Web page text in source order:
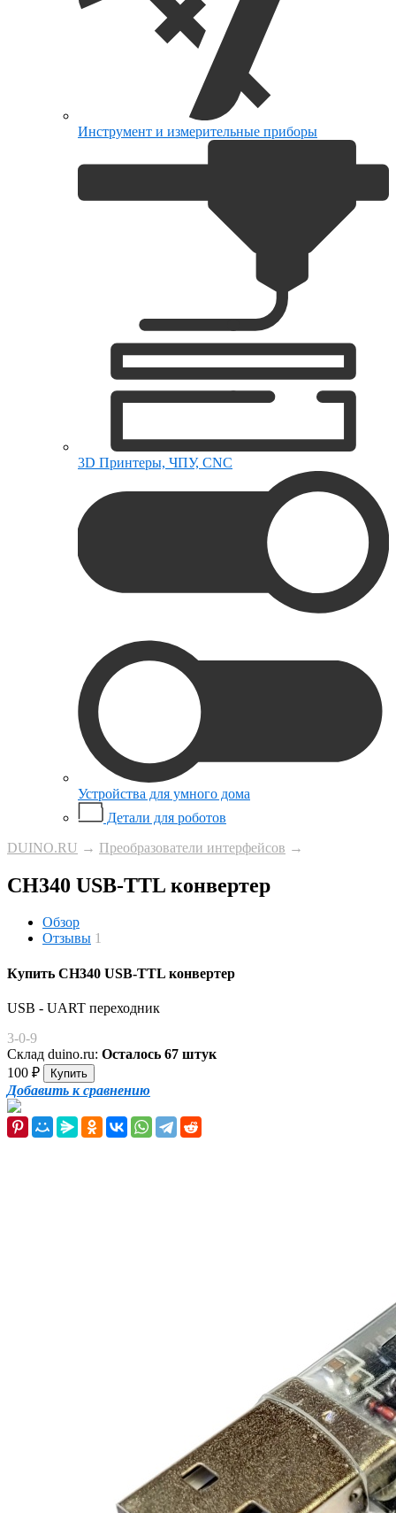
Инструмент и измерительные приборы
3D Принтеры, ЧПУ, CNC
Устройства для умного дома
Детали для роботов
DUINO.RU → Преобразователи интерфейсов →
CH340 USB-TTL конвертер
Обзор
Отзывы 1
Купить CH340 USB-TTL конвертер
USB - UART переходник
3-0-9
Склад duino.ru: Осталось 67 штук
100 ₽
Добавить к сравнению